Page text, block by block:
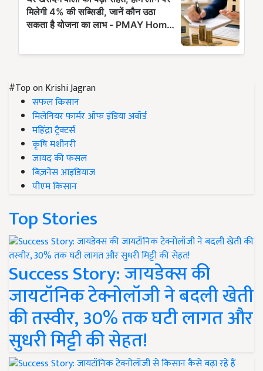
#Top on Krishi Jagran
सफल किसान
मिलेनियर फार्मर ऑफ इंडिया अवॉर्ड
महिंद्रा ट्रैक्टर्स
कृषि मशीनरी
जायद की फसल
बिज़नेस आइडियाज
पीएम किसान
Top Stories
Success Story: जायडेक्स की
जायटॉनिक टेक्नोलॉजी ने बदली खेती
की तस्वीर, 30% तक घटी लागत और
सुधरी मिट्टी की सेहत!